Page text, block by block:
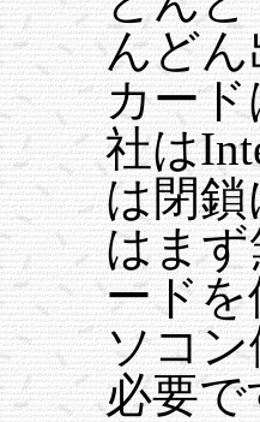
んどん
カー
社は
は閉
はま
ード
ソコ
必要で